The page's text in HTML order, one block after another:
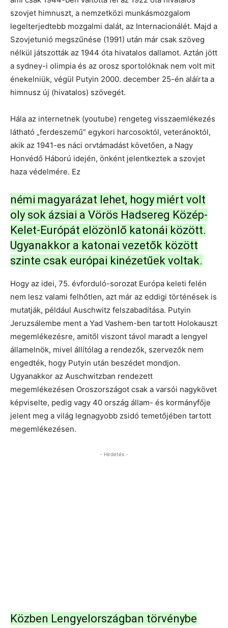
szovjet himnuszt, a nemzetközi munkásmozgalom
legelterjedtebb mozgalmi dalát, az Internacionálét. Majd a
Szovjetunió megszűnése (1991) után már csak szöveg
nélkül játszották az 1944 óta hivatalos dallamot. Aztán jött
a sydney-i olimpia és az orosz sportolóknak nem volt mit
énekelniük, végül Putyin 2000. december 25-én aláírta a
himnusz új (hivatalos) szövegét.
Hála az internetnek (youtube) rengeteg visszaemlékezés
látható „ferdeszemű” egykori harcosoktól, veteránoktól,
akik az 1941-es náci orvtámadást követően, a Nagy
Honvédő Háború idején, önként jelentkeztek a szovjet
haza védelmére. Ez
némi magyarázat lehet, hogy miért volt
oly sok ázsiai a Vörös Hadsereg Közép-
Kelet-Európát elözönlő katonái között.
Ugyanakkor a katonai vezetők között
szinte csak európai kinézetűek voltak.
Hogy az idei, 75. évforduló-sorozat Európa keleti felén
nem lesz valami felhőtlen, azt már az eddigi történések is
mutatják, például Auschwitz felszabadítása. Putyin
Jeruzsálembe ment a Yad Vashem-ben tartott Holokauszt
megemlékezésre, amitől viszont távol maradt a lengyel
államelnök, mivel állítólag a rendezők, szervezők nem
engedték, hogy Putyin után beszédet mondjon.
Ugyanakkor az Auschwitzban rendezett
megemlékezésen Oroszországot csak a varsói nagykövet
képviselte, pedig vagy 40 ország állam- és kormányfője
jelent meg a világ legnagyobb zsidó temetőjében tartott
megemlékezésen.
- Hirdetés -
Közben Lengyelországban törvénybe